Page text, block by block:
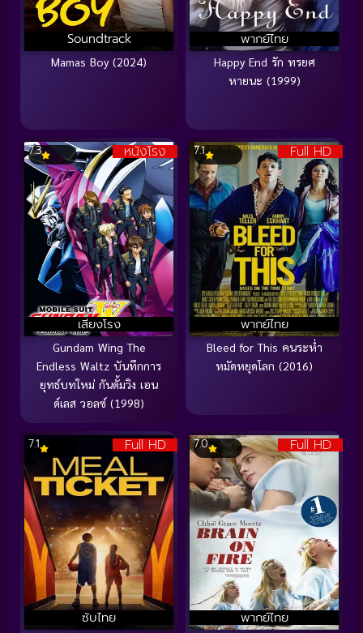
Soundtrack
Mamas Boy (2024)
พากย์ไทย
Happy End รัก ทรยศ
หายนะ (1999)
หนังโรง
เสียงโรง
7.3
Gundam Wing The
Endless Waltz บันทึกการ
ยุทธ์บทใหม่ กันดั้มวิง เอน
ด์เลส วอลซ์ (1998)
Full HD
พากย์ไทย
7.1
Bleed for This คนระห่ำ
หมัดหยุดโลก (2016)
Full HD
ซับไทย
7.1 Full HD
พากย์ไทย
7.0